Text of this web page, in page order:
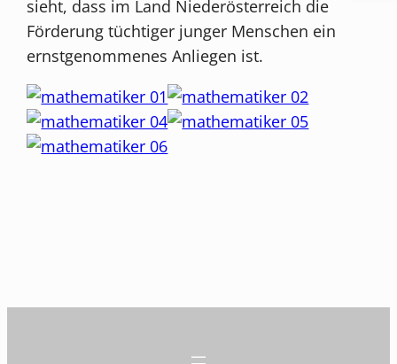
sieht, dass im Land Niederösterreich die
Förderung tüchtiger junger Menschen ein
ernstgenommenes Anliegen ist.